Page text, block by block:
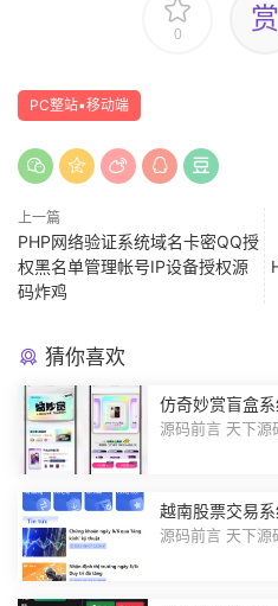
0 赏
PC整站▪移动端
上一篇
PHP网络验证系统域名卡密QQ授
权黑名单管理帐号IP设备授权源
码炸鸡
猜你喜欢
仿奇妙赏盲盒
奖品展示概率
源码前言 天下源
越南股票交易
交易信息投资
源码前言 天下